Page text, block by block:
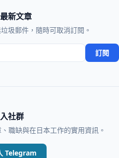
新文章
圾郵件，隨時可取消訂閱。
訂閱
社群
職缺與在日本工作的實用資訊。
Telegram